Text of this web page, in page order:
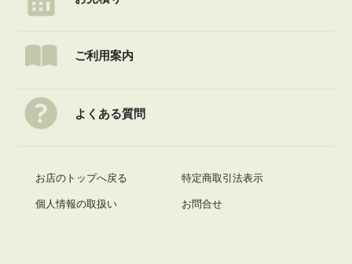
ご利用案内
よくある質問
お店のトップへ戻る 特定商取引法表示
個人情報の取扱い お問合せ